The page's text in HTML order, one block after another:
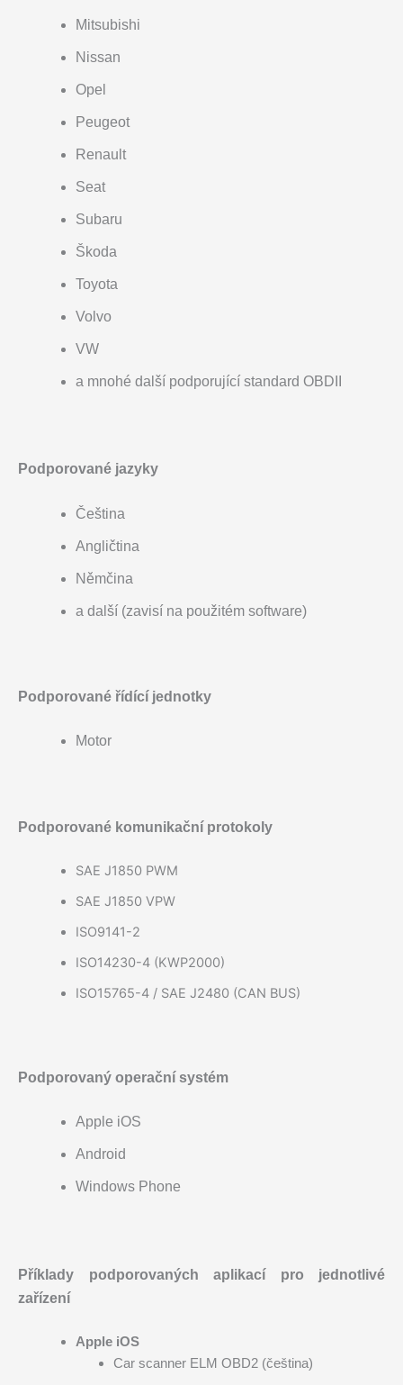
Mitsubishi
Nissan
Opel
Peugeot
Renault
Seat
Subaru
Škoda
Toyota
Volvo
VW
a mnohé další podporující standard OBDII
Podporované jazyky
Čeština
Angličtina
Němčina
a další (zavisí na použitém software)
Podporované řídící jednotky
Motor
Podporované komunikační protokoly
SAE J1850 PWM
SAE J1850 VPW
ISO9141-2
ISO14230-4 (KWP2000)
ISO15765-4 / SAE J2480 (CAN BUS)
Podporovaný operační systém
Apple iOS
Android
Windows Phone
Příklady podporovaných aplikací pro jednotlivé
zařízení
Apple iOS
Car scanner ELM OBD2 (čeština)